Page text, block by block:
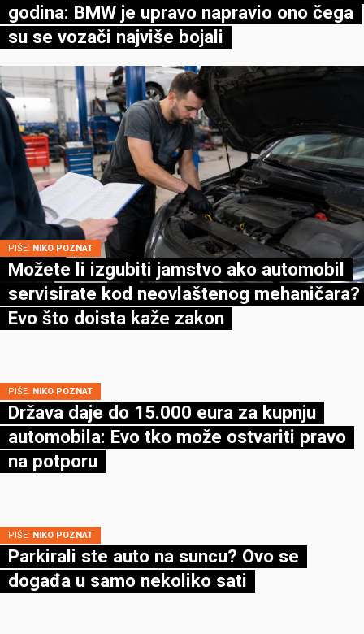
godina: BMW je upravo napravio ono čega
su se vozači najviše bojali
PIŠE: NIKO POZNAT
Možete li izgubiti jamstvo ako automobil
servisirate kod neovlaštenog mehaničara?
Evo što doista kaže zakon
PIŠE: NIKO POZNAT
Država daje do 15.000 eura za kupnju
automobila: Evo tko može ostvariti pravo
na potporu
PIŠE: NIKO POZNAT
Parkirali ste auto na suncu? Ovo se
događa u samo nekoliko sati